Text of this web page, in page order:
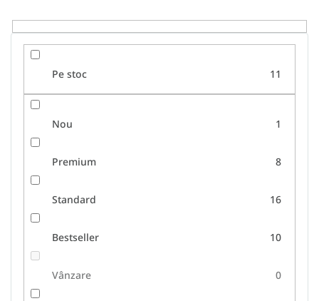
u
s
Pe stoc 11
Nou 1
Premium 8
Standard 16
Bestseller 10
Vânzare 0